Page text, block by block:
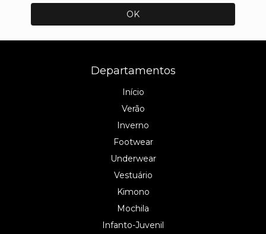
Departamentos
Início
Verão
Inverno
Footwear
Underwear
Vestuário
Kimono
Mochila
Infanto-Juvenil